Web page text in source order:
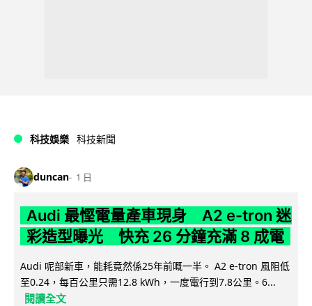
科技娛樂 科技新聞
duncan 1 日
Audi 最慳電量產車現身 A2 e-tron 迷
彩造型曝光 快充 26 分鐘充滿 8 成電
Audi 呢部新車，能耗竟然係25年前嘅一半。 A2 e-tron 風阻低
至0.24，每百公里只需12.8 kWh，一度電行到7.8公里。6...
閱讀全文